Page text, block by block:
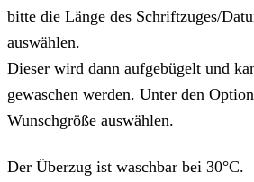
bitte die Länge des Schriftzuges/
auswählen.
Dieser wird dann aufgebügelt und
gewaschen werden. Unter den
Wunschgröße auswählen.
Der Überzug ist waschbar bei 30°C.